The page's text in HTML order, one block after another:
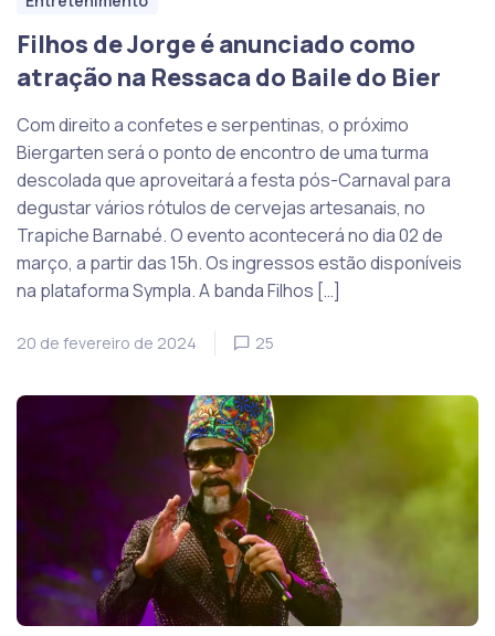
Filhos de Jorge é anunciado como
atração na Ressaca do Baile do Bier
Com direito a confetes e serpentinas, o próximo
Biergarten será o ponto de encontro de uma turma
descolada que aproveitará a festa pós-Carnaval para
degustar vários rótulos de cervejas artesanais, no
Trapiche Barnabé. O evento acontecerá no dia 02 de
março, a partir das 15h. Os ingressos estão disponíveis
na plataforma Sympla. A banda Filhos […]
20 de fevereiro de 2024 25